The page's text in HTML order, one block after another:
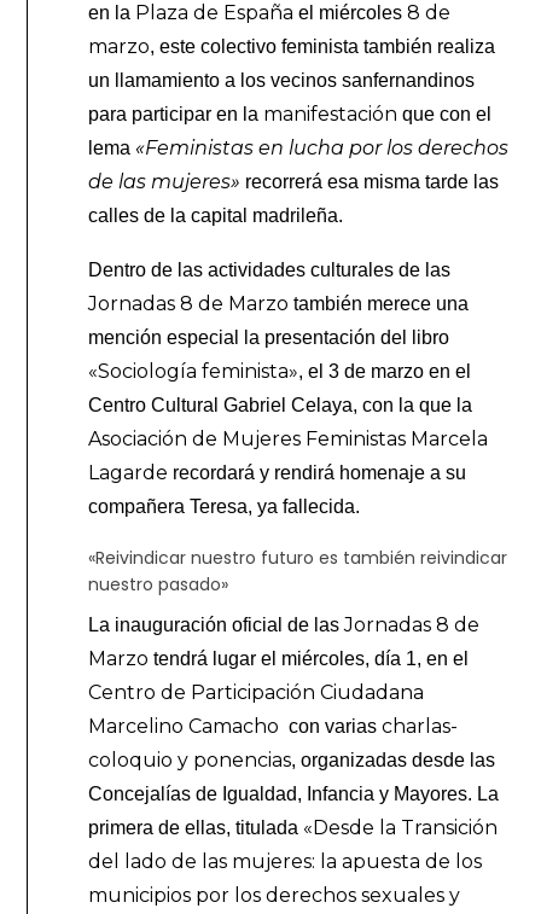
en la Plaza de España el miércoles8 de
marzo, este colectivo feminista también realiza
un llamamiento a los vecinos sanfernandinos
para participar en la manifestación que con el
lema «Feministas en lucha por los derechos
de las mujeres» recorrerá esa misma tarde las
calles de la capital madrileña.
Dentro de las actividades culturales de las
Jornadas 8 de Marzo también merece una
mención especial la presentación del libro
«Sociología feminista», el 3 de marzo en el
Centro Cultural Gabriel Celaya, con la que la
Asociación de Mujeres Feministas Marcela
Lagarde recordará y rendirá homenaje a su
compañera Teresa, ya fallecida.
«Reivindicar nuestro futuro es también reivindicar
nuestro pasado»
La inauguración oficial de lasJornadas 8 de
Marzo tendrá lugar el miércoles, día 1, en el
Centro de Participación Ciudadana
Marcelino Camacho con variascharlas-
coloquio y ponencias, organizadas desde las
Concejalías de Igualdad, Infancia y Mayores. La
primera de ellas, titulada «Desde la Transición
del lado de las mujeres: la apuesta de los
municipios por los derechos sexuales y